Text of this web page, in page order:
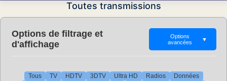
Toutes transmissions
Options de filtrage et
d'affichage
Options
avancées
▼
Tous TV HDTV 3DTV Ultra HD Radios
Données